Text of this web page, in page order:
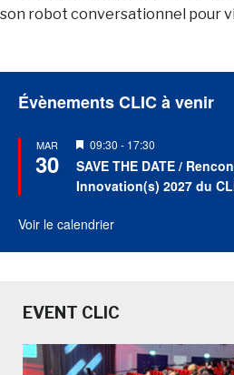
son robot conversationnel pour
Évènements CLIC à venir
MAR
30
Mis
en
avant
09:30 - 17:30
SAVE THE DATE /
Innovation(s) 2027 du
Voir le calendrier
EVENT CLIC